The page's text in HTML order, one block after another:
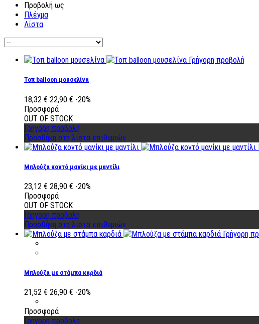
Προβολή ως
Πλέγμα
Λίστα
Γρήγορη προβολή
Τοπ balloon μουσελίνα
18,32 € 22,90 € -20%
Προσφορά
OUT OF STOCK
Γρήγορη προβολή
Προσθήκη στη λίστα επιθυμιών
Μπλούζα κοντό μανίκι με μαντίλι
23,12 € 28,90 € -20%
Προσφορά
OUT OF STOCK
Γρήγορη προβολή
Προσθήκη στη λίστα επιθυμιών
Γρήγορη
Μπλούζα με στάμπα καρδιά
21,52 € 26,90 € -20%
Προσφορά
Γρήγορη προβολή